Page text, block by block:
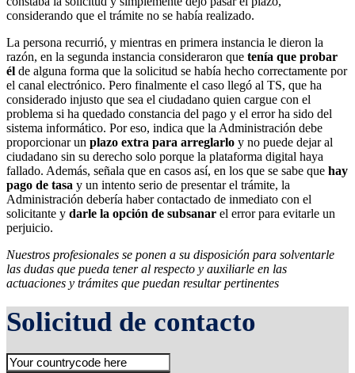
considerando que el trámite no se había realizado.
La persona recurrió, y mientras en primera instancia le dieron la
razón, en la segunda instancia consideraron que tenía que probar
él de alguna forma que la solicitud se había hecho correctamente por
el canal electrónico. Pero finalmente el caso llegó al TS, que ha
considerado injusto que sea el ciudadano quien cargue con el
problema si ha quedado constancia del pago y el error ha sido del
sistema informático. Por eso, indica que la Administración debe
proporcionar un plazo extra para arreglarlo y no puede dejar al
ciudadano sin su derecho solo porque la plataforma digital haya
fallado. Además, señala que en casos así, en los que se sabe que hay
pago de tasa y un intento serio de presentar el trámite, la
Administración debería haber contactado de inmediato con el
solicitante y darle la opción de subsanar el error para evitarle un
perjuicio.
Nuestros profesionales se ponen a su disposición para solventarle
las dudas que pueda tener al respecto y auxiliarle en las
actuaciones y trámites que puedan resultar pertinentes
Solicitud de contacto